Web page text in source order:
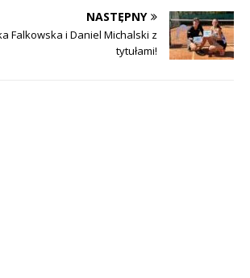
NASTĘPNY
Falkowska i Daniel Michalski z
tytułami!